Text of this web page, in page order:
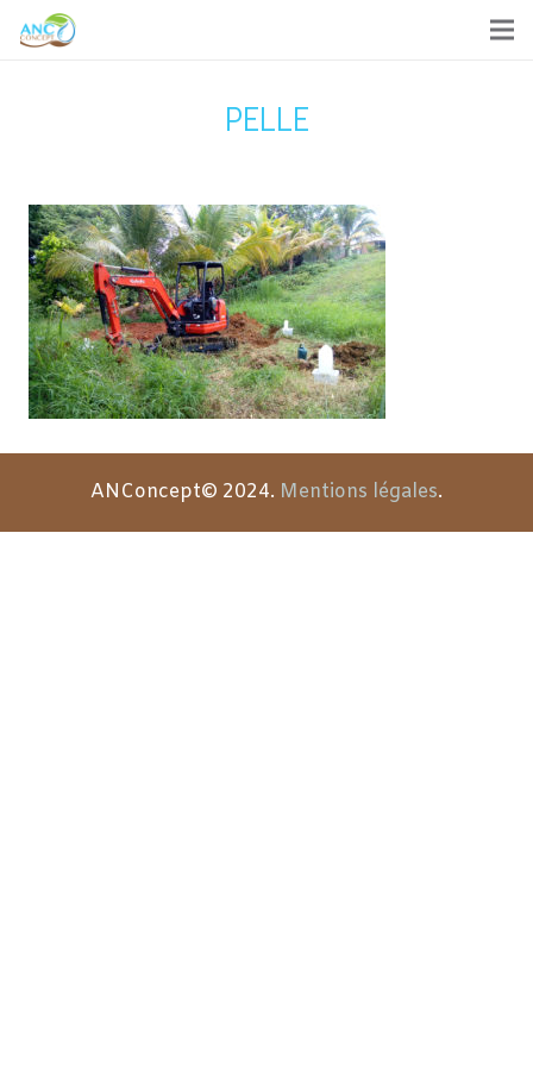
PELLE
ANConcept© 2024. Mentions légales.